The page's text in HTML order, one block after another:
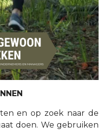
en op zoek naar de
doen. We gebruiken